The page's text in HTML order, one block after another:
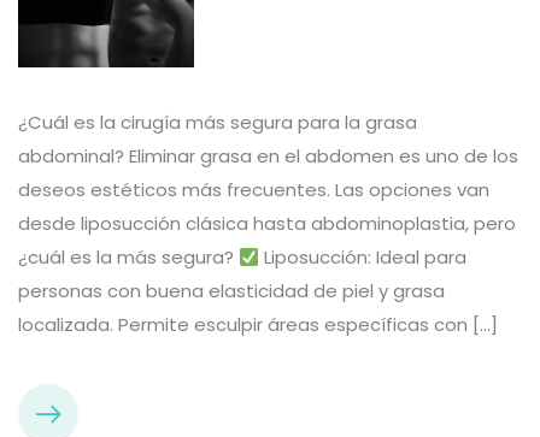
¿Cuál es la cirugía más segura para la grasa
abdominal? Eliminar grasa en el abdomen es uno de los
deseos estéticos más frecuentes. Las opciones van
desde liposucción clásica hasta abdominoplastia, pero
¿cuál es la más segura?
Liposucción: Ideal para
personas con buena elasticidad de piel y grasa
localizada. Permite esculpir áreas específicas con […]